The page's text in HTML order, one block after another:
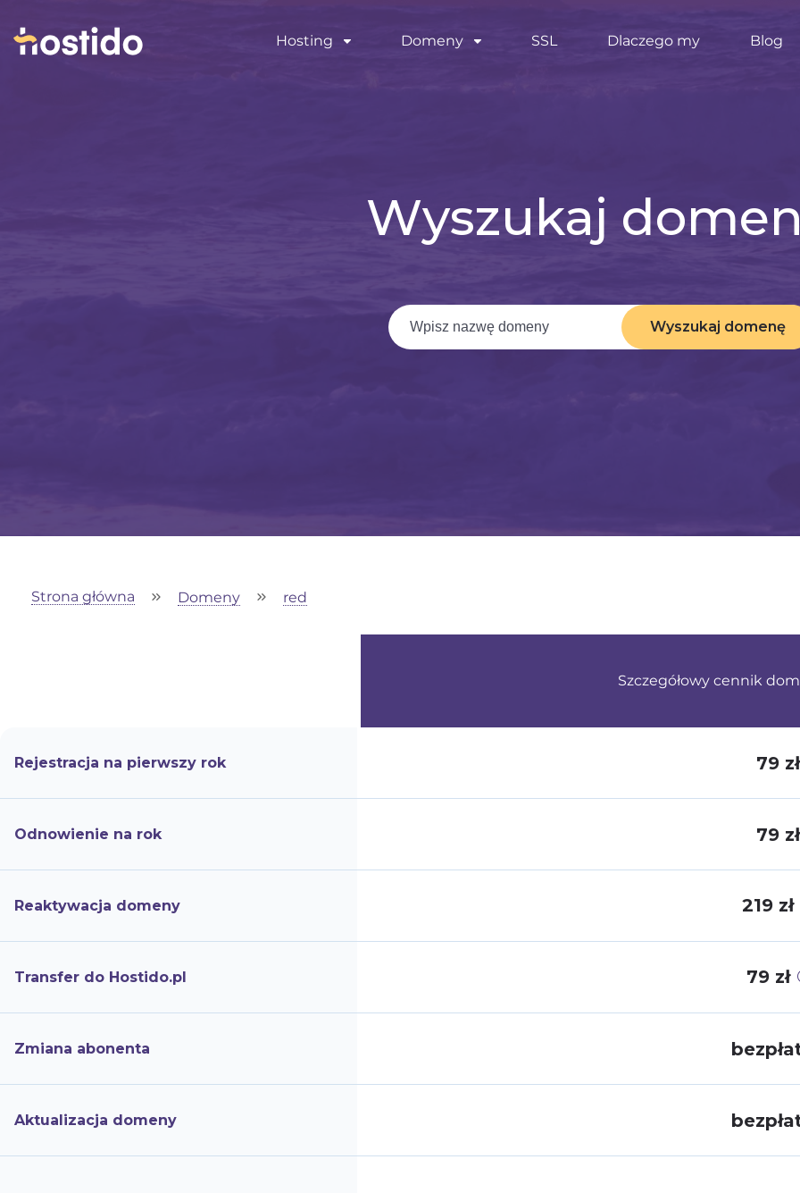
Hosting Domeny SSL Dlaczego my Blog
Wyszukaj
Wyszukaj domenę
Strona główna Domeny red
Szczegółowy cennik
Rejestracja na pierwszy rok 79 zł
Odnowienie na rok 79 zł
Reaktywacja domeny 219 zł
Transfer do Hostido.pl 79 zł
Zmiana abonenta
Aktualizacja domeny